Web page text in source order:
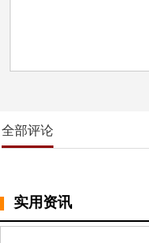
全部评论
实用资讯